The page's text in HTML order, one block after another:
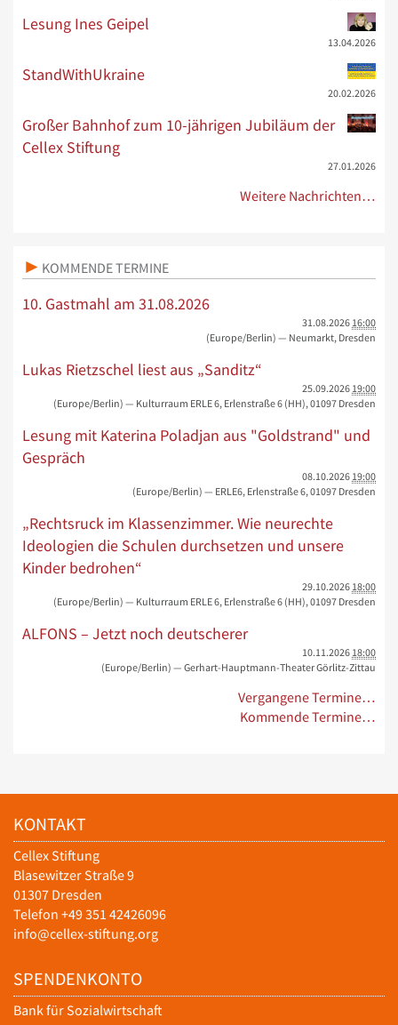
Lesung Ines Geipel
13.04.2026
StandWithUkraine
20.02.2026
Großer Bahnhof zum 10-jährigen Jubiläum der
Cellex Stiftung
27.01.2026
Weitere Nachrichten…
KOMMENDE TERMINE
10. Gastmahl am 31.08.2026
31.08.2026 16:00
(Europe/Berlin) — Neumarkt, Dresden
Lukas Rietzschel liest aus „Sanditz“
25.09.2026 19:00
(Europe/Berlin) — Kulturraum ERLE 6, Erlenstraße 6 (HH), 01097 Dresden
Lesung mit Katerina Poladjan aus "Goldstrand" und
Gespräch
08.10.2026 19:00
(Europe/Berlin) — ERLE6, Erlenstraße 6, 01097 Dresden
„Rechtsruck im Klassenzimmer. Wie neurechte
Ideologien die Schulen durchsetzen und unsere
Kinder bedrohen“
29.10.2026 18:00
(Europe/Berlin) — Kulturraum ERLE 6, Erlenstraße 6 (HH), 01097 Dresden
ALFONS – Jetzt noch deutscherer
10.11.2026 18:00
(Europe/Berlin) — Gerhart-Hauptmann-Theater Görlitz-Zittau
Vergangene Termine…
Kommende Termine…
KONTAKT
Cellex Stiftung
Blasewitzer Straße 9
01307 Dresden
Telefon +49 351 42426096
info@cellex-stiftung.org
SPENDENKONTO
Bank für Sozialwirtschaft